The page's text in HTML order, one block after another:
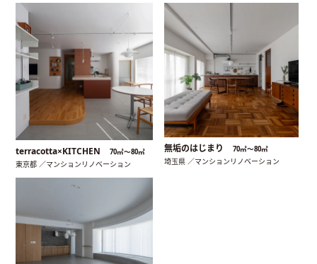
terracotta×KITCHEN 70㎡〜80㎡
東京都 ／マンションリノベーション
無垢のはじまり 70㎡〜80㎡
埼玉県 ／マンションリノベーション